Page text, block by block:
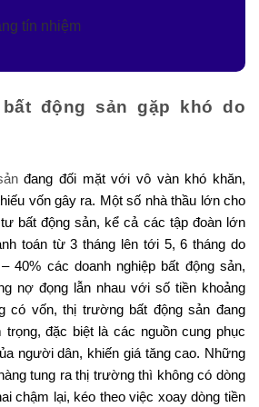
tín nhiệm
bất động sản gặp khó do
đang đối mặt với vô vàn khó khăn,
vốn gây ra. Một số nhà thầu lớn cho
bất động sản, kể cả các tập đoàn lớn
toán từ 3 tháng lên tới 5, 6 tháng do
40% các doanh nghiệp bất động sản,
nợ đọng lẫn nhau với số tiền khoảng
có vốn, thị trường bất động sản đang
trọng, đặc biệt là các nguồn cung phục
người dân, khiến giá tăng cao. Những
tung ra thị trường thì không có dòng
chậm lại, kéo theo việc xoay dòng tiền